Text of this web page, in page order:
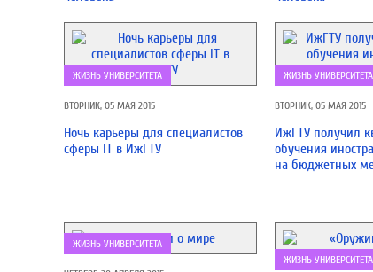
ЖИЗНЬ УНИВЕРСИТЕТА
ВТОРНИК, 05 МАЯ 2015
Ночь карьеры для специалистов
сферы IT в ИжГТУ
ЖИЗНЬ УНИВЕРСИТЕТА
ВТОРНИК, 05 МАЯ 2015
ИжГТУ получил
обучения
на бюджетных
ЖИЗНЬ УНИВЕРСИТЕТА
ЖИЗНЬ УНИВЕРСИТЕТА